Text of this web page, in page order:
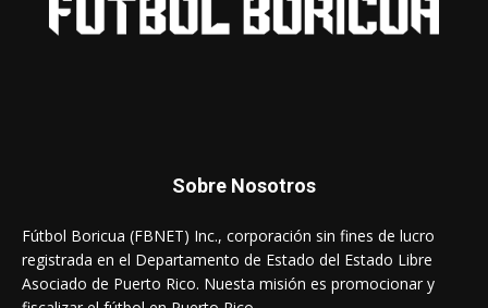
Sobre Nosotros
Fútbol Boricua (FBNET) Inc., corporación sin fines de lucro
registrada en el Departamento de Estado del Estado Libre
Asociado de Puerto Rico. Nuesta misión es promocionar y